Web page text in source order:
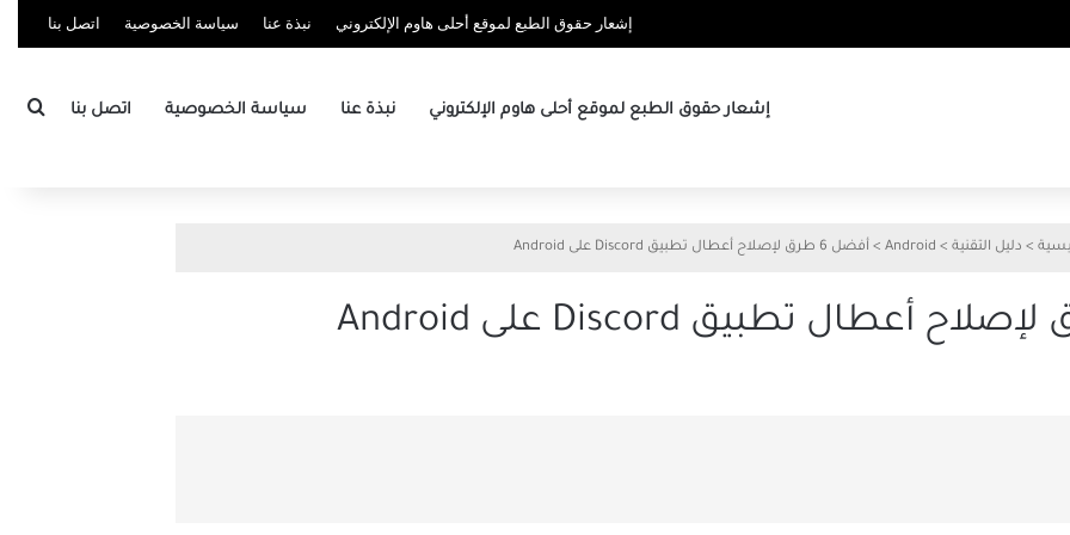
إشعار حقوق الطبع لموقع أحلى هاوم الإلكتروني نبذة عنا سياسة الخصوصية اتصل بنا
إشعار حقوق الطبع لموقع أحلى هاوم الإلكتروني نبذة عنا سياسة الخصوصية اتصل بنا
> دليل التقنية >
Android
> أفضل 6 طرق لإصلاح أعطال تطبيق Discord على Android